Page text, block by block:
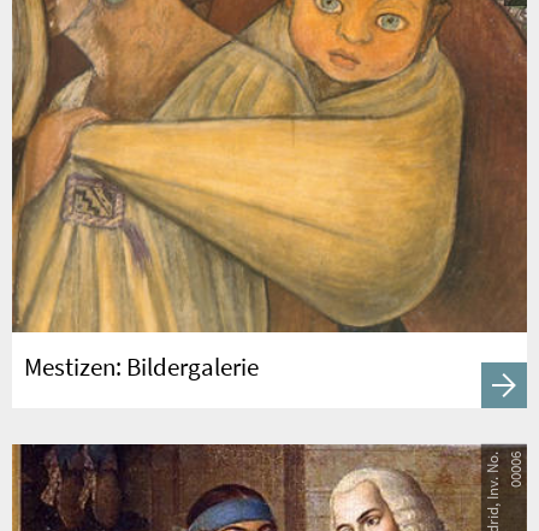
Mestizen: Bildergalerie
6